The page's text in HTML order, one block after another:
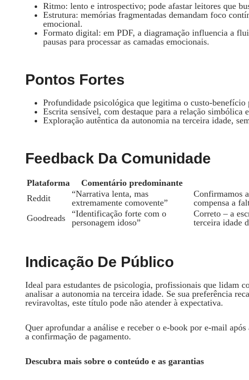
Ritmo: lento e introspectivo; pode afastar leitores que
Estrutura: memórias fragmentadas demandam foco
emocional.
Formato digital: em PDF, a diagramação influencia a
pausas para processar as camadas emocionais.
Pontos Fortes
Profundidade psicológica que legitima o
Escrita sensível, com destaque para a relação simbólica
Exploração autêntica da autonomia na terceira idade,
Feedback Da Comunidade
Plataforma Comentário predominante
Reddit
“Narrativa lenta, mas
extremamente comovente”
Confirmamos
compensa a
Goodreads
“Identificação forte com o
personagem idoso”
Correto – a
terceira idade
Indicação De Público
Ideal para estudantes de psicologia, profissionais que lidam
analisar a autonomia na terceira idade. Se sua preferência
reviravoltas, este título pode não atender à expectativa.
Quer aprofundar a análise e receber o e‑book por e‑mail
a confirmação de pagamento.
Descubra mais sobre o conteúdo e as garantias